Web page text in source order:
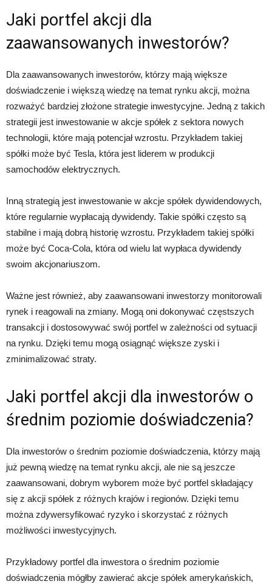
Jaki portfel akcji dla
zaawansowanych inwestorów?
Dla zaawansowanych inwestorów, którzy mają większe
doświadczenie i większą wiedzę na temat rynku akcji, można
rozważyć bardziej złożone strategie inwestycyjne. Jedną z takich
strategii jest inwestowanie w akcje spółek z sektora nowych
technologii, które mają potencjał wzrostu. Przykładem takiej
spółki może być Tesla, która jest liderem w produkcji
samochodów elektrycznych.
Inną strategią jest inwestowanie w akcje spółek dywidendowych,
które regularnie wypłacają dywidendy. Takie spółki często są
stabilne i mają dobrą historię wzrostu. Przykładem takiej spółki
może być Coca-Cola, która od wielu lat wypłaca dywidendy
swoim akcjonariuszom.
Ważne jest również, aby zaawansowani inwestorzy monitorowali
rynek i reagowali na zmiany. Mogą oni dokonywać częstszych
transakcji i dostosowywać swój portfel w zależności od sytuacji
na rynku. Dzięki temu mogą osiągnąć większe zyski i
zminimalizować straty.
Jaki portfel akcji dla inwestorów o
średnim poziomie doświadczenia?
Dla inwestorów o średnim poziomie doświadczenia, którzy mają
już pewną wiedzę na temat rynku akcji, ale nie są jeszcze
zaawansowani, dobrym wyborem może być portfel składający
się z akcji spółek z różnych krajów i regionów. Dzięki temu
można zdywersyfikować ryzyko i skorzystać z różnych
możliwości inwestycyjnych.
Przykładowy portfel dla inwestora o średnim poziomie
doświadczenia mógłby zawierać akcje spółek amerykańskich,